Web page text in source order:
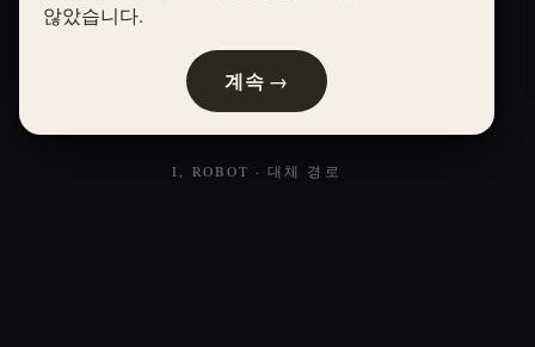
않았습니다.
계속 →
I, ROBOT · 대체 경로